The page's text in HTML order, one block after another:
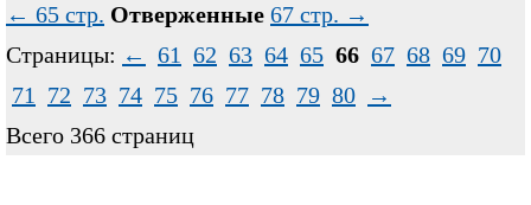
← 65 стр. Отверженные 67 стр. →
Страницы: ← 61 62 63 64 65 66 67 68 69 70
71
72 73 74 75 76 77 78 79 80
→
Всего 366 страниц